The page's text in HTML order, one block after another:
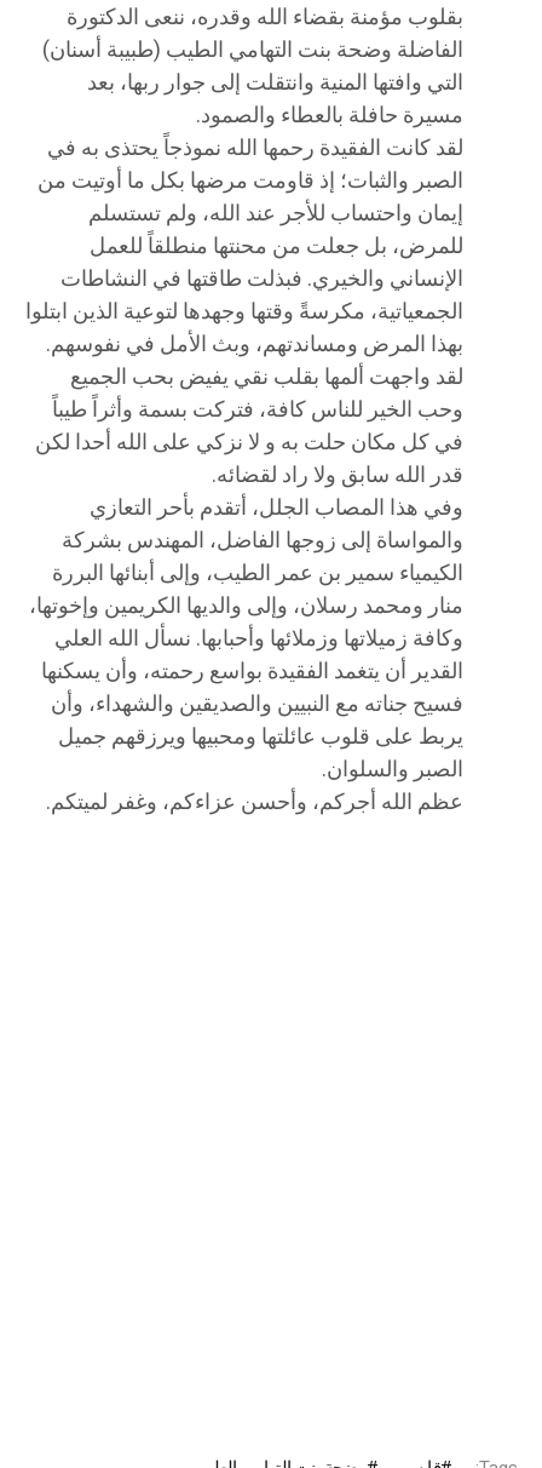
بقلوب مؤمنة بقضاء الله وقدره، ننعى الدكتورة
الفاضلة وضحة بنت التهامي الطيب (طبيبة أسنان)
التي وافتها المنية وانتقلت إلى جوار ربها، بعد
مسيرة حافلة بالعطاء والصمود.
لقد كانت الفقيدة رحمها الله نموذجاً يحتذى به في
الصبر والثبات؛ إذ قاومت مرضها بكل ما أوتيت من
إيمان واحتساب للأجر عند الله، ولم تستسلم
للمرض، بل جعلت من محنتها منطلقاً للعمل
الإنساني والخيري. فبذلت طاقتها في النشاطات
الجمعياتية، مكرسةً وقتها وجهدها لتوعية الذين ابتلوا
بهذا المرض ومساندتهم، وبث الأمل في نفوسهم.
لقد واجهت ألمها بقلب نقي يفيض بحب الجميع
وحب الخير للناس كافة، فتركت بسمة وأثراً طيباً
في كل مكان حلت به و لا نزكي على الله أحدا لكن
قدر الله سابق ولا راد لقضائه.
وفي هذا المصاب الجلل، أتقدم بأحر التعازي
والمواساة إلى زوجها الفاضل، المهندس بشركة
الكيمياء سمير بن عمر الطيب، وإلى أبنائها البررة
منار ومحمد رسلان، وإلى والديها الكريمين وإخوتها،
وكافة زميلاتها وزملائها وأحبابها. نسأل الله العلي
القدير أن يتغمد الفقيدة بواسع رحمته، وأن يسكنها
فسيح جناته مع النبيين والصديقين والشهداء، وأن
يربط على قلوب عائلتها ومحبيها ويرزقهم جميل
الصبر والسلوان.
عظم الله أجركم، وأحسن عزاءكم، وغفر لميتكم.